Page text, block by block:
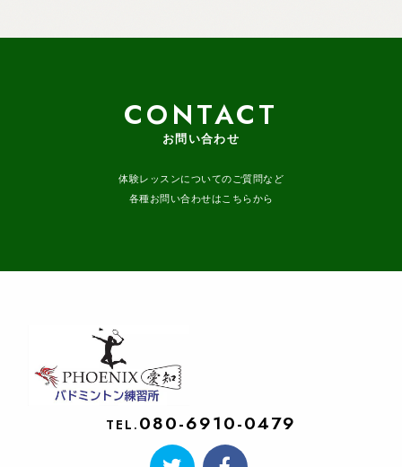
CONTACT
お問い合わせ
体験レッスンについてのご質問など
各種お問い合わせはこちらから
TEL. 080-6910-0479